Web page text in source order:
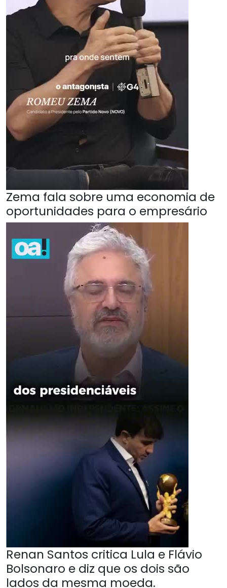
Zema fala sobre uma economia de
oportunidades para o empresário
Renan Santos critica Lula e Flávio
Bolsonaro e diz que os dois são
lados da mesma moeda.